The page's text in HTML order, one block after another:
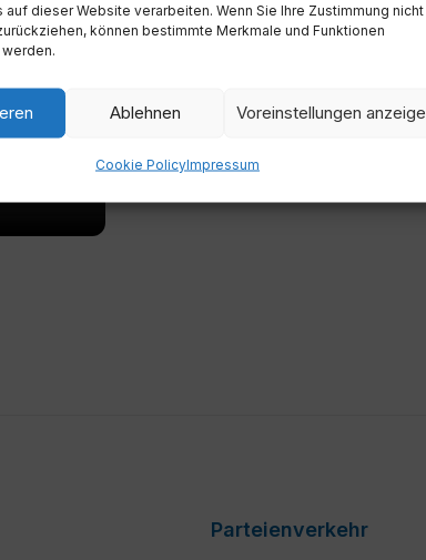
auf dieser Website verarbeiten. Wenn Sie Ihre Zustimmung nicht
können bestimmte Merkmale und Funktionen
Ablehnen Voreinstellungen
Cookie PolicyImpressum
Parteienverkehr